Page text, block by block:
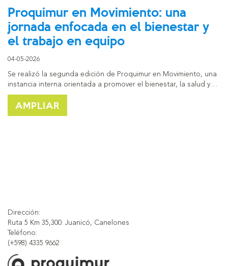
Proquimur en Movimiento: una
jornada enfocada en el bienestar y
el trabajo en equipo
04-05-2026
Se realizó la segunda edición de Proquimur en Movimiento, una
instancia interna orientada a promover el bienestar, la salud y…
AMPLIAR
Dirección:
Ruta 5 Km 35,300. Juanicó, Canelones
Teléfono:
(+598) 4335 9662